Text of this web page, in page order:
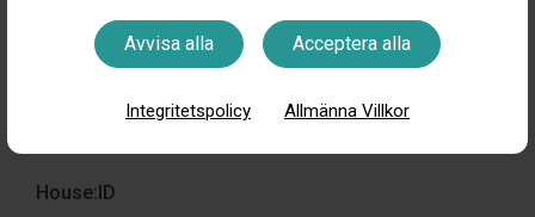
Avvisa alla Acceptera alla
Integritetspolicy Allmänna Villkor
House:ID